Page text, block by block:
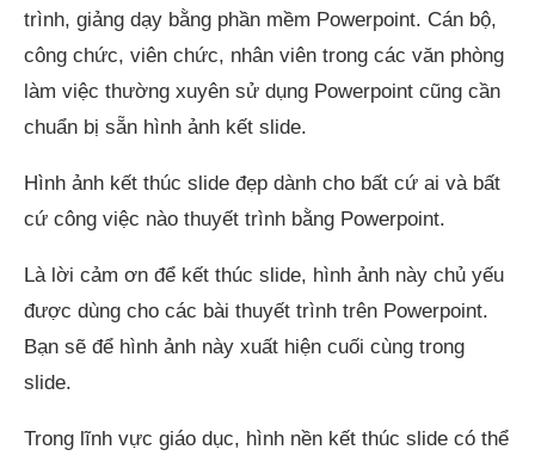
trình, giảng dạy bằng phần mềm Powerpoint. Cán bộ,
công chức, viên chức, nhân viên trong các văn phòng
làm việc thường xuyên sử dụng Powerpoint cũng cần
chuẩn bị sẵn hình ảnh kết slide.
Hình ảnh kết thúc slide đẹp dành cho bất cứ ai và bất
cứ công việc nào thuyết trình bằng Powerpoint.
Là lời cảm ơn để kết thúc slide, hình ảnh này chủ yếu
được dùng cho các bài thuyết trình trên Powerpoint.
Bạn sẽ để hình ảnh này xuất hiện cuối cùng trong
slide.
Trong lĩnh vực giáo dục, hình nền kết thúc slide có thể